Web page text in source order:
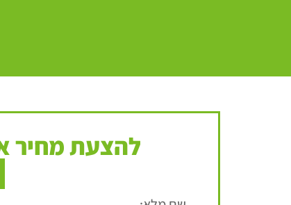
להצעת מחיר